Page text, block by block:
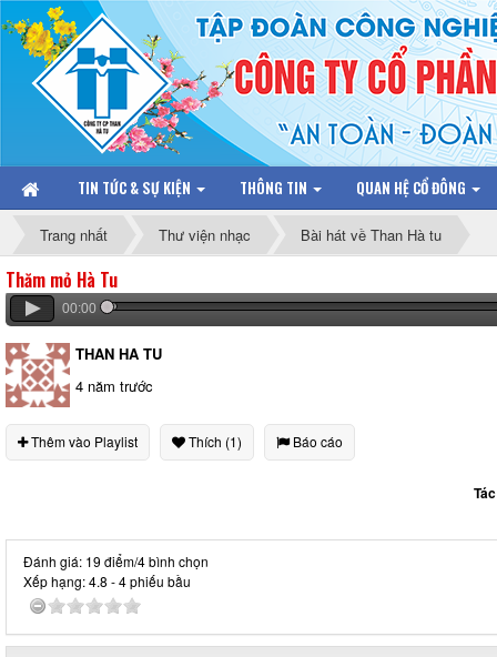
TIN TỨC & SỰ KIỆN THÔNG TIN QUAN HỆ CỔ ĐÔNG
Trang nhất Thư viện nhạc Bài hát về Than Hà tu
Thăm mỏ Hà Tu
00:00
THAN HA TU
4 năm trước
Thêm vào Playlist Thích (1) Báo cáo
Đánh giá: 19 điểm/4 bình chọn
Xếp hạng:4.8 -4phiếu bầu